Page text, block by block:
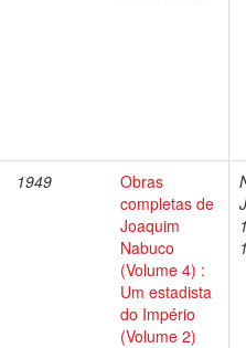
1949
Obras
completas de
Joaquim
Nabuco
(Volume 4) :
Um estadista
do Império
(Volume 2)